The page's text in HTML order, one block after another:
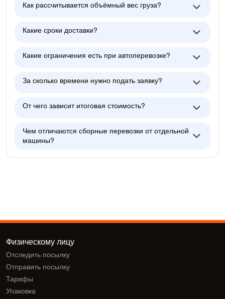
Как рассчитывается объёмный вес груза?
Какие сроки доставки?
Какие ограничения есть при автоперевозке?
За сколько времени нужно подать заявку?
От чего зависит итоговая стоимость?
Чем отличаются сборные перевозки от отдельной
машины?
Физическому лицу
Отследить посылку
Отправить посылку
Тарифы
Упаковка